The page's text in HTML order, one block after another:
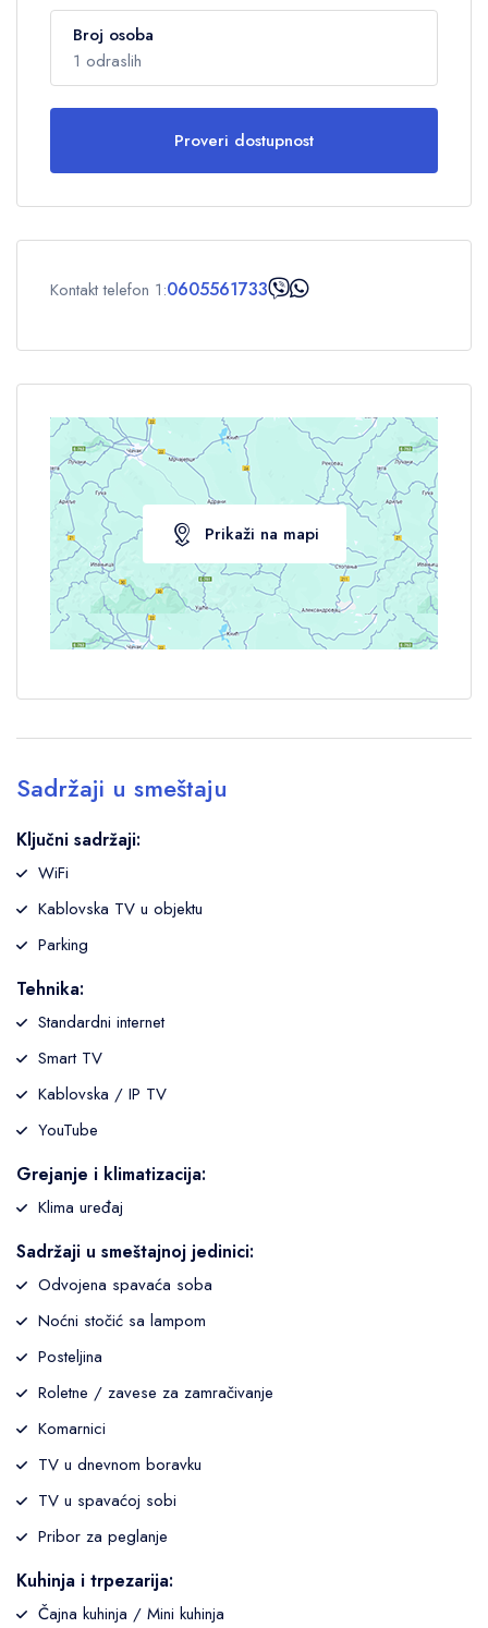
Broj osoba
1 odraslih
Odrasli 1
Deca 0
Proveri dostupnost
Kontakt telefon 1:0605561733
Prikaži na mapi
Sadržaji u smeštaju
Ključni sadržaji:
WiFi
Kablovska TV u objektu
Parking
Tehnika:
Standardni internet
Smart TV
Kablovska / IP TV
YouTube
Grejanje i klimatizacija:
Klima uređaj
Sadržaji u smeštajnoj jedinici:
Odvojena spavaća soba
Noćni stočić sa lampom
Posteljina
Roletne / zavese za zamračivanje
Komarnici
TV u dnevnom boravku
TV u spavaćoj sobi
Pribor za peglanje
Kuhinja i trpezarija:
Čajna kuhinja / Mini kuhinja